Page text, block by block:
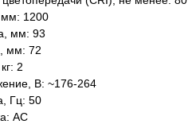
1200
мм: 93
мм: 72
2
В: ~176-264
Гц: 50
AC